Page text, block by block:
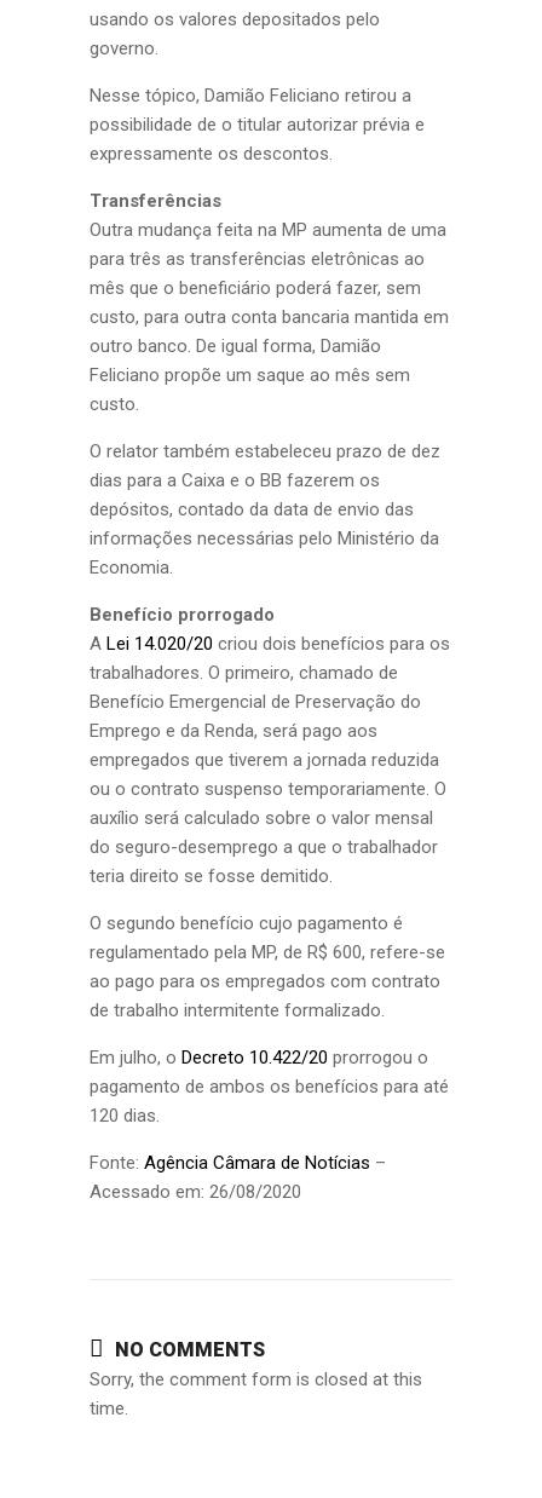
usando os valores depositados pelo
governo.
Nesse tópico, Damião Feliciano retirou a
possibilidade de o titular autorizar prévia e
expressamente os descontos.
Transferências
Outra mudança feita na MP aumenta de uma
para três as transferências eletrônicas ao
mês que o beneficiário poderá fazer, sem
custo, para outra conta bancaria mantida em
outro banco. De igual forma, Damião
Feliciano propõe um saque ao mês sem
custo.
O relator também estabeleceu prazo de dez
dias para a Caixa e o BB fazerem os
depósitos, contado da data de envio das
informações necessárias pelo Ministério da
Economia.
Benefício prorrogado
A Lei 14.020/20 criou dois benefícios para os
trabalhadores. O primeiro, chamado de
Benefício Emergencial de Preservação do
Emprego e da Renda, será pago aos
empregados que tiverem a jornada reduzida
ou o contrato suspenso temporariamente. O
auxílio será calculado sobre o valor mensal
do seguro-desemprego a que o trabalhador
teria direito se fosse demitido.
O segundo benefício cujo pagamento é
regulamentado pela MP, de R$ 600, refere-se
ao pago para os empregados com contrato
de trabalho intermitente formalizado.
Em julho, o Decreto 10.422/20 prorrogou o
pagamento de ambos os benefícios para até
120 dias.
Fonte: Agência Câmara de Notícias –
Acessado em: 26/08/2020
NO COMMENTS
Sorry, the comment form is closed at this
time.